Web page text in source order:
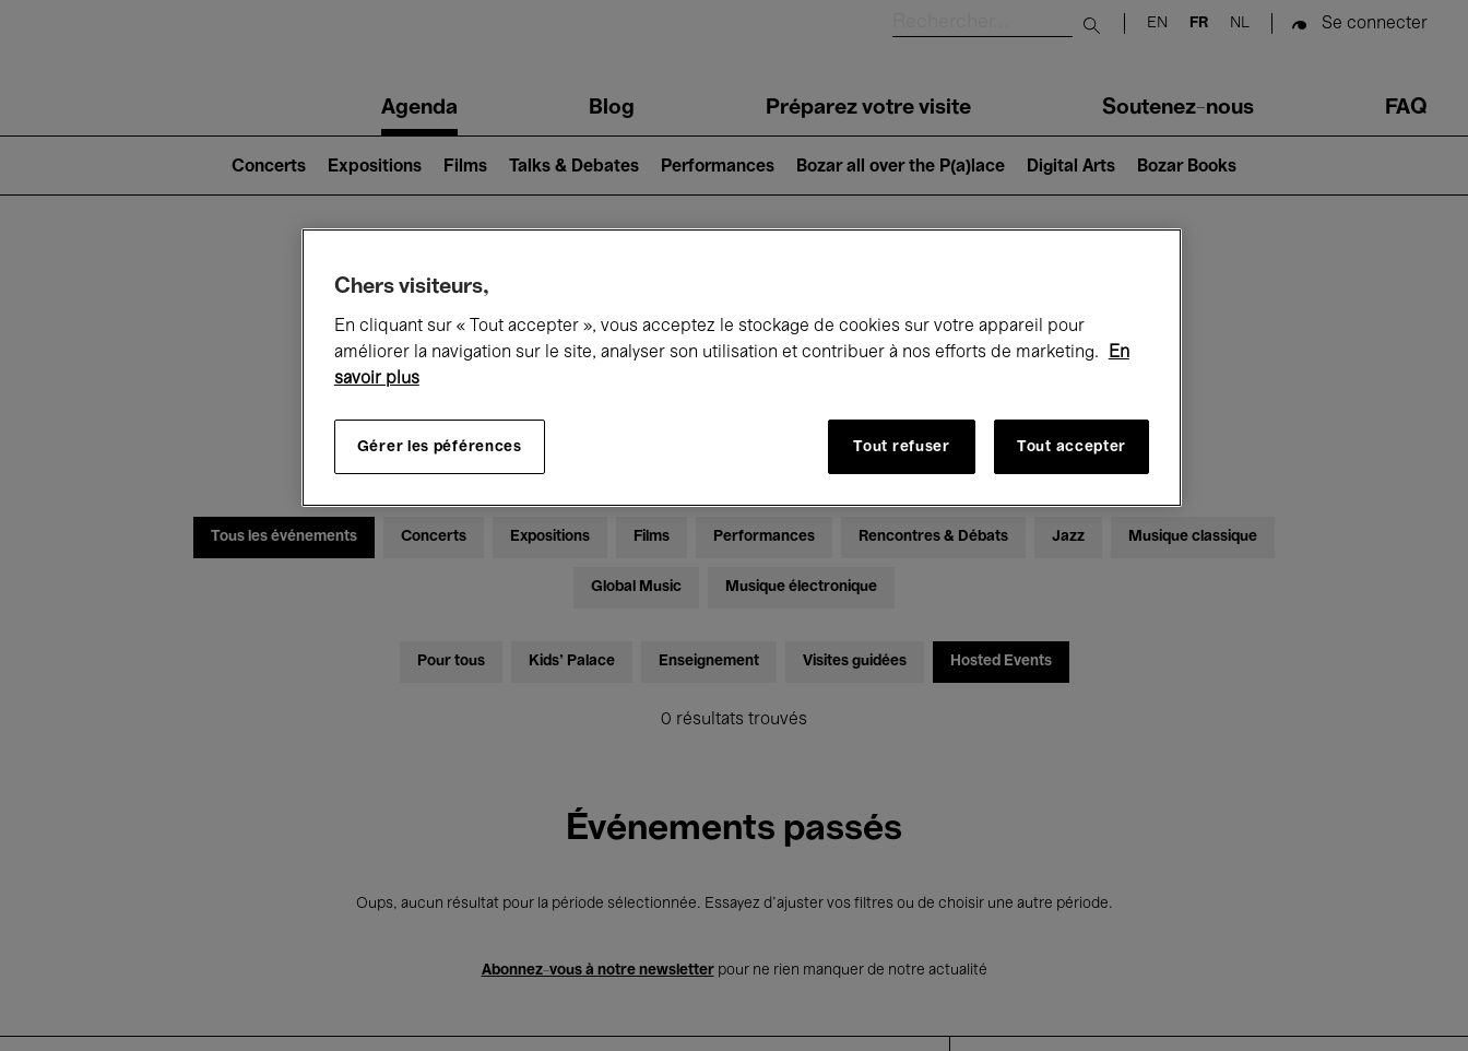
Submit search
EN FR NL Se connecter
navigationAgenda Blog Préparez votre visite Soutenez-nous FAQ
2)
Concerts Expositions Films Talks & Debates Performances Bozar all over the P(a)lace Digital Arts Bozar Books
Ce qui se passe à Bozar
Samedi 13 Juin 2026
Tous les événements Concerts Expositions Films Performances Rencontres & Débats Jazz Musique classique
Global Music Musique électronique
Pour tous Kids’ Palace Enseignement Visites guidées Hosted Events
0 résultats trouvés
Événements passés
Oups, aucun résultat pour la période sélectionnée. Essayez d’ajuster vos filtres ou de choisir une autre période.
Abonnez-vous à notre newsletterpour ne rien manquer de notre actualité
Chers visiteurs,
En cliquant sur « Tout accepter », vous acceptez le stockage de cookies sur votre appareil pour
améliorer la navigation sur le site, analyser son utilisation et contribuer à nos efforts de marketing.
En
savoir plus
Gérer les péférences Tout refuser Tout accepter